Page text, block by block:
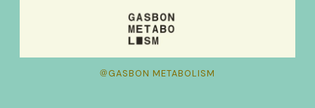
＠GASBON METABOLISM